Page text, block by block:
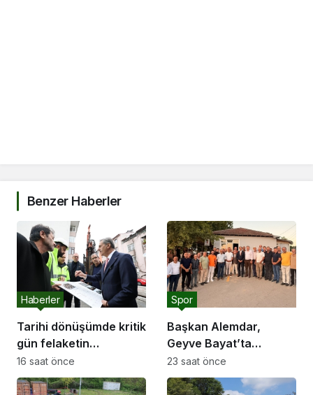
Benzer Haberler
Tarihi dönüşümde kritik
gün felaketin
yıldönümü olan 17
Ağustos
Haberler
16 saat önce
Başkan Alemdar,
Geyve Bayat’ta
hemşehrileriyle
buluştu: “Gençlik ve
Spor
23 saat önce